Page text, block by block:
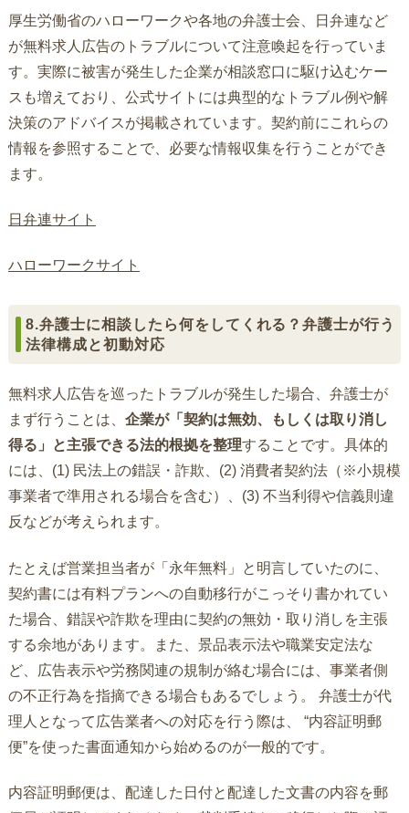
厚生労働省のハローワークや各地の弁護士会、日弁連など
が無料求人広告のトラブルについて注意喚起を行っていま
す。実際に被害が発生した企業が相談窓口に駆け込むケー
スも増えており、公式サイトには典型的なトラブル例や解
決策のアドバイスが掲載されています。契約前にこれらの
情報を参照することで、必要な情報収集を行うことができ
ます。
日弁連サイト
ハローワークサイト
8.弁護士に相談したら何をしてくれる？弁護士が行う
法律構成と初動対応
無料求人広告を巡ったトラブルが発生した場合、弁護士が
まず行うことは、 企業が「契約は無効、もしくは取り消し
得る」と主張できる法的根拠を整理することです。具体的
には、(1) 民法上の錯誤・詐欺、(2) 消費者契約法（※小規模
事業者で準用される場合を含む）、(3) 不当利得や信義則違
反などが考えられます。
たとえば営業担当者が「永年無料」と明言していたのに、
契約書には有料プランへの自動移行がこっそり書かれてい
た場合、錯誤や詐欺を理由に契約の無効・取り消しを主張
する余地があります。また、景品表示法や職業安定法な
ど、広告表示や労務関連の規制が絡む場合には、事業者側
の不正行為を指摘できる場合もあるでしょう。 弁護士が代
理人となって広告業者への対応を行う際は、 “内容証明郵
便”を使った書面通知から始めるのが一般的です。
内容証明郵便は、配達した日付と配達した文書の内容を郵